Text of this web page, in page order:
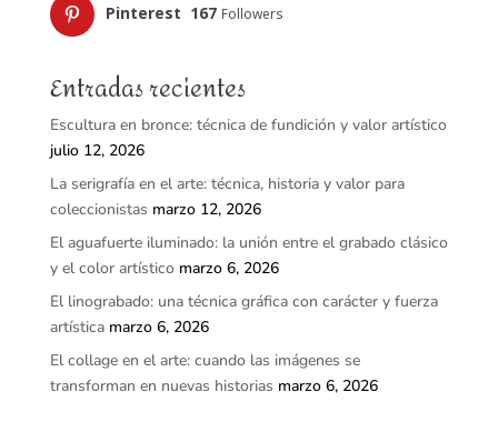
Pinterest 167 Followers
Entradas recientes
Escultura en bronce: técnica de fundición y valor artístico
julio 12, 2026
La serigrafía en el arte: técnica, historia y valor para
coleccionistas marzo 12, 2026
El aguafuerte iluminado: la unión entre el grabado clásico
y el color artístico marzo 6, 2026
El linograbado: una técnica gráfica con carácter y fuerza
artística marzo 6, 2026
El collage en el arte: cuando las imágenes se
transforman en nuevas historias marzo 6, 2026